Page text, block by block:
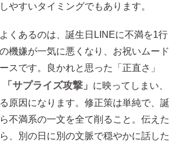
やすいタイミングでもあります。
くあるのは、誕生日LINEに不満を1行
機嫌が一気に悪くなり、お祝いムード
スです。良かれと思った「正直さ」
「サプライズ攻撃」 に映ってしまい、
原因になります。修正策は単純で、誕
不満系の一文を全て削ること。伝えた
、別の日に別の文脈で穏やかに話した